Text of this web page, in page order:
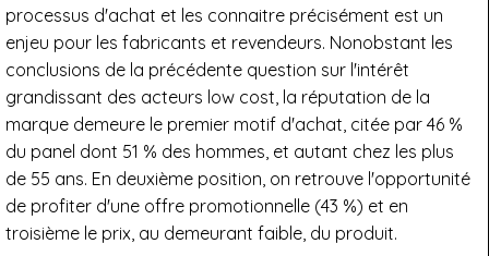
processus d'achat et les connaitre précisément est un
enjeu pour les fabricants et revendeurs. Nonobstant les
conclusions de la précédente question sur l'intérêt
grandissant des acteurs low cost, la réputation de la
marque demeure le premier motif d'achat, citée par 46 %
du panel dont 51 % des hommes, et autant chez les plus
de 55 ans. En deuxième position, on retrouve l'opportunité
de profiter d'une offre promotionnelle (43 %) et en
troisième le prix, au demeurant faible, du produit.